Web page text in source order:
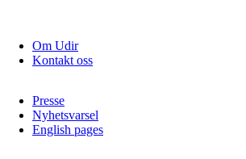
Om Udir
Kontakt oss
Presse
Nyhetsvarsel
English pages